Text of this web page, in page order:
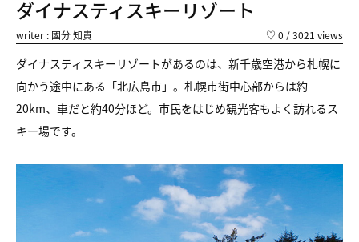
ダイナスティスキーリゾート
writer : 國分 知貴 ♡ 0 / 3021 views
ダイナスティスキーリゾートがあるのは、新千歳空港から札幌に
向かう途中にある「北広島市」。札幌市街中心部からは約
20km、車だと約40分ほど。市民をはじめ観光客もよく訪れるス
キー場です。